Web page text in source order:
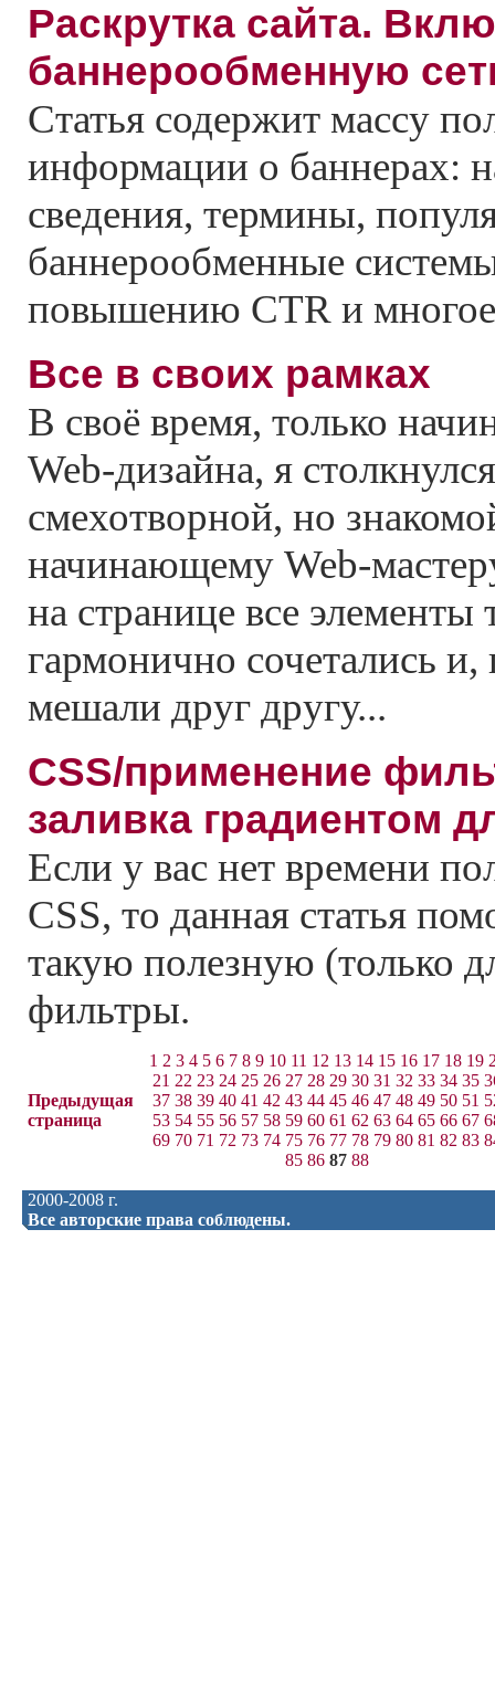
Раскрутка сайта.
баннерообменную
Статья содержит массу
информации о баннерах:
сведения, термины,
баннерообменные
повышению СTR и многое
Все в своих рамках
В своё время, только
Web-дизайна, я
смехотворной, но
начинающему Web-
на странице все
гармонично сочетались
мешали друг другу...
CSS/применение
заливка градиентом
Если у вас нет времени
CSS, то данная статья
такую полезную (только
фильтры.
Предыдущая
страница
1 2 3 4 5 6 7 8 9 10 11 12 13 14 15 16 17 18 19
21 22 23 24 25 26 27 28 29 30 31 32 33 34 35
37 38 39 40 41 42 43 44 45 46 47 48 49 50 51
53 54 55 56 57 58 59 60 61 62 63 64 65 66 67
69 70 71 72 73 74 75 76 77 78 79 80 81 82 83
85 86 87 88
2000-2008 г.
Все авторские права соблюдены.